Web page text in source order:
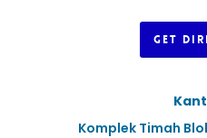
GET
Komplek Timah